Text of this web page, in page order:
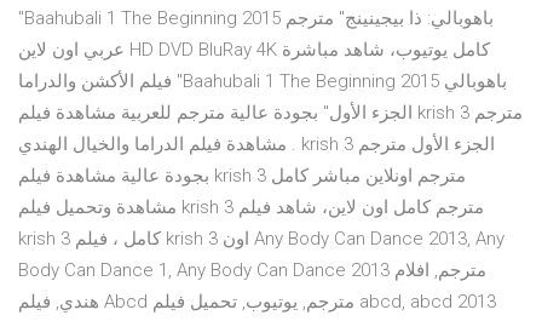
"Baahubali 1 The Beginning 2015 باهوبالي: ذا بيجينينج" مترجم
عربي اون لاين HD DVD BluRay 4K كامل يوتيوب، شاهد مباشرة
فيلم الأكشن والدراما "Baahubali 1 The Beginning 2015 باهوبالي
الجزء الأول" بجودة عالية مترجم للعربية مشاهدة فيلم krish 3 مترجم
. مشاهدة فيلم الدراما والخيال الهندي krish 3 الجزء الأول مترجم
بجودة عالية مشاهدة فيلم krish 3 مترجم اونلاين مباشر كامل
مشاهدة وتحميل فيلم krish 3 مترجم كامل اون لاين، شاهد فيلم
krish 3 كامل ، فيلم krish 3 اون Any Body Can Dance 2013, Any
Body Can Dance 1, Any Body Can Dance 2013 مترجم, افلام
هندي, فيلم Abcd مترجم, يوتيوب, تحميل فيلم abcd, abcd 2013